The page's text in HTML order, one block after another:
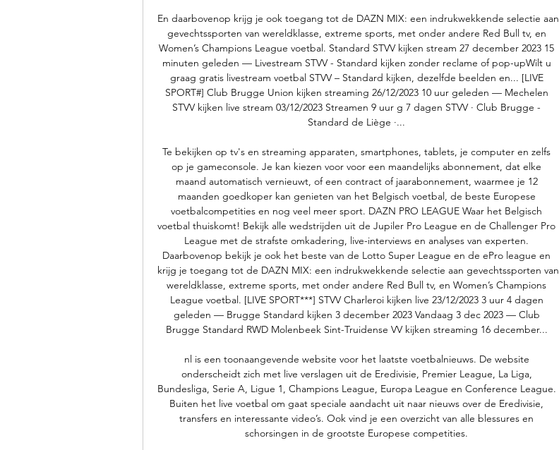
En daarbovenop krijg je ook toegang tot de DAZN MIX: een indrukwekkende selectie aan
gevechtssporten van wereldklasse, extreme sports, met onder andere Red Bull tv, en
Women’s Champions League voetbal. Standard STVV kijken stream 27 december 2023 15
minuten geleden — Livestream STVV - Standard kijken zonder reclame of pop-upWilt u
graag gratis livestream voetbal STVV – Standard kijken, dezelfde beelden en... [LIVE
SPORT#] Club Brugge Union kijken streaming 26/12/2023 10 uur geleden — Mechelen
STVV kijken live stream 03/12/2023 Streamen 9 uur g 7 dagen STVV · Club Brugge -
Standard de Liège ·...
Te bekijken op tv's en streaming apparaten, smartphones, tablets, je computer en zelfs
op je gameconsole. Je kan kiezen voor voor een maandelijks abonnement, dat elke
maand automatisch vernieuwt, of een contract of jaarabonnement, waarmee je 12
maanden goedkoper kan genieten van het Belgisch voetbal, de beste Europese
voetbalcompetities en nog veel meer sport. DAZN PRO LEAGUE Waar het Belgisch
voetbal thuiskomt! Bekijk alle wedstrijden uit de Jupiler Pro League en de Challenger Pro
League met de strafste omkadering, live-interviews en analyses van experten.
Daarbovenop bekijk je ook het beste van de Lotto Super League en de ePro league en
krijg je toegang tot de DAZN MIX: een indrukwekkende selectie aan gevechtssporten van
wereldklasse, extreme sports, met onder andere Red Bull tv, en Women’s Champions
League voetbal. [LIVE SPORT***] STVV Charleroi kijken live 23/12/2023 3 uur 4 dagen
geleden — Brugge Standard kijken 3 december 2023 Vandaag 3 dec 2023 — Club
Brugge Standard RWD Molenbeek Sint-Truidense VV kijken streaming 16 december...
nl is een toonaangevende website voor het laatste voetbalnieuws. De website
onderscheidt zich met live verslagen uit de Eredivisie, Premier League, La Liga,
Bundesliga, Serie A, Ligue 1, Champions League, Europa League en Conference League.
Buiten het live voetbal om gaat speciale aandacht uit naar nieuws over de Eredivisie,
transfers en interessante video’s. Ook vind je een overzicht van alle blessures en
schorsingen in de grootste Europese competities.